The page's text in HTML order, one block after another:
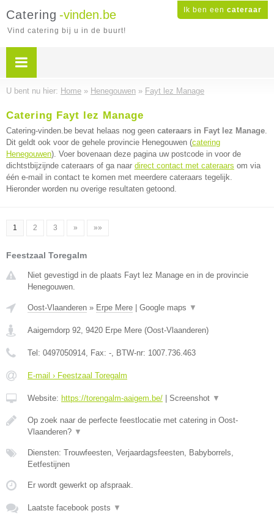
Ik ben een cateraar
Catering -vinden.be
Vind catering bij u in de buurt!
U bent nu hier: Home » Henegouwen » Fayt lez Manage
Catering Fayt lez Manage
Catering-vinden.be bevat helaas nog geen cateraars in Fayt lez Manage.
Dit geldt ook voor de gehele provincie Henegouwen (catering
Henegouwen). Voer bovenaan deze pagina uw postcode in voor de
dichtstbijzijnde cateraars of ga naar direct contact met cateraars om via
één e-mail in contact te komen met meerdere cateraars tegelijk.
Hieronder worden nu overige resultaten getoond.
1 2 3 » »»
Feestzaal Toregalm
Niet gevestigd in de plaats Fayt lez Manage en in de provincie
Henegouwen.
Oost-Vlaanderen » Erpe Mere Google maps ▼
Aaigemdorp 92, 9420 Erpe Mere (Oost-Vlaanderen)
Tel: 0497050914, Fax: -, BTW-nr: 1007.736.463
E-mail › Feestzaal Toregalm
Website: https://torengalm-aaigem.be/ Screenshot ▼
Op zoek naar de perfecte feestlocatie met catering in Oost-
Vlaanderen? ▼
Diensten: Trouwfeesten, Verjaardagsfeesten, Babyborrels,
Eetfestijnen
Er wordt gewerkt op afspraak.
Laatste facebook posts ▼